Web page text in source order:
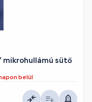
mikrohullámú sütő
belül